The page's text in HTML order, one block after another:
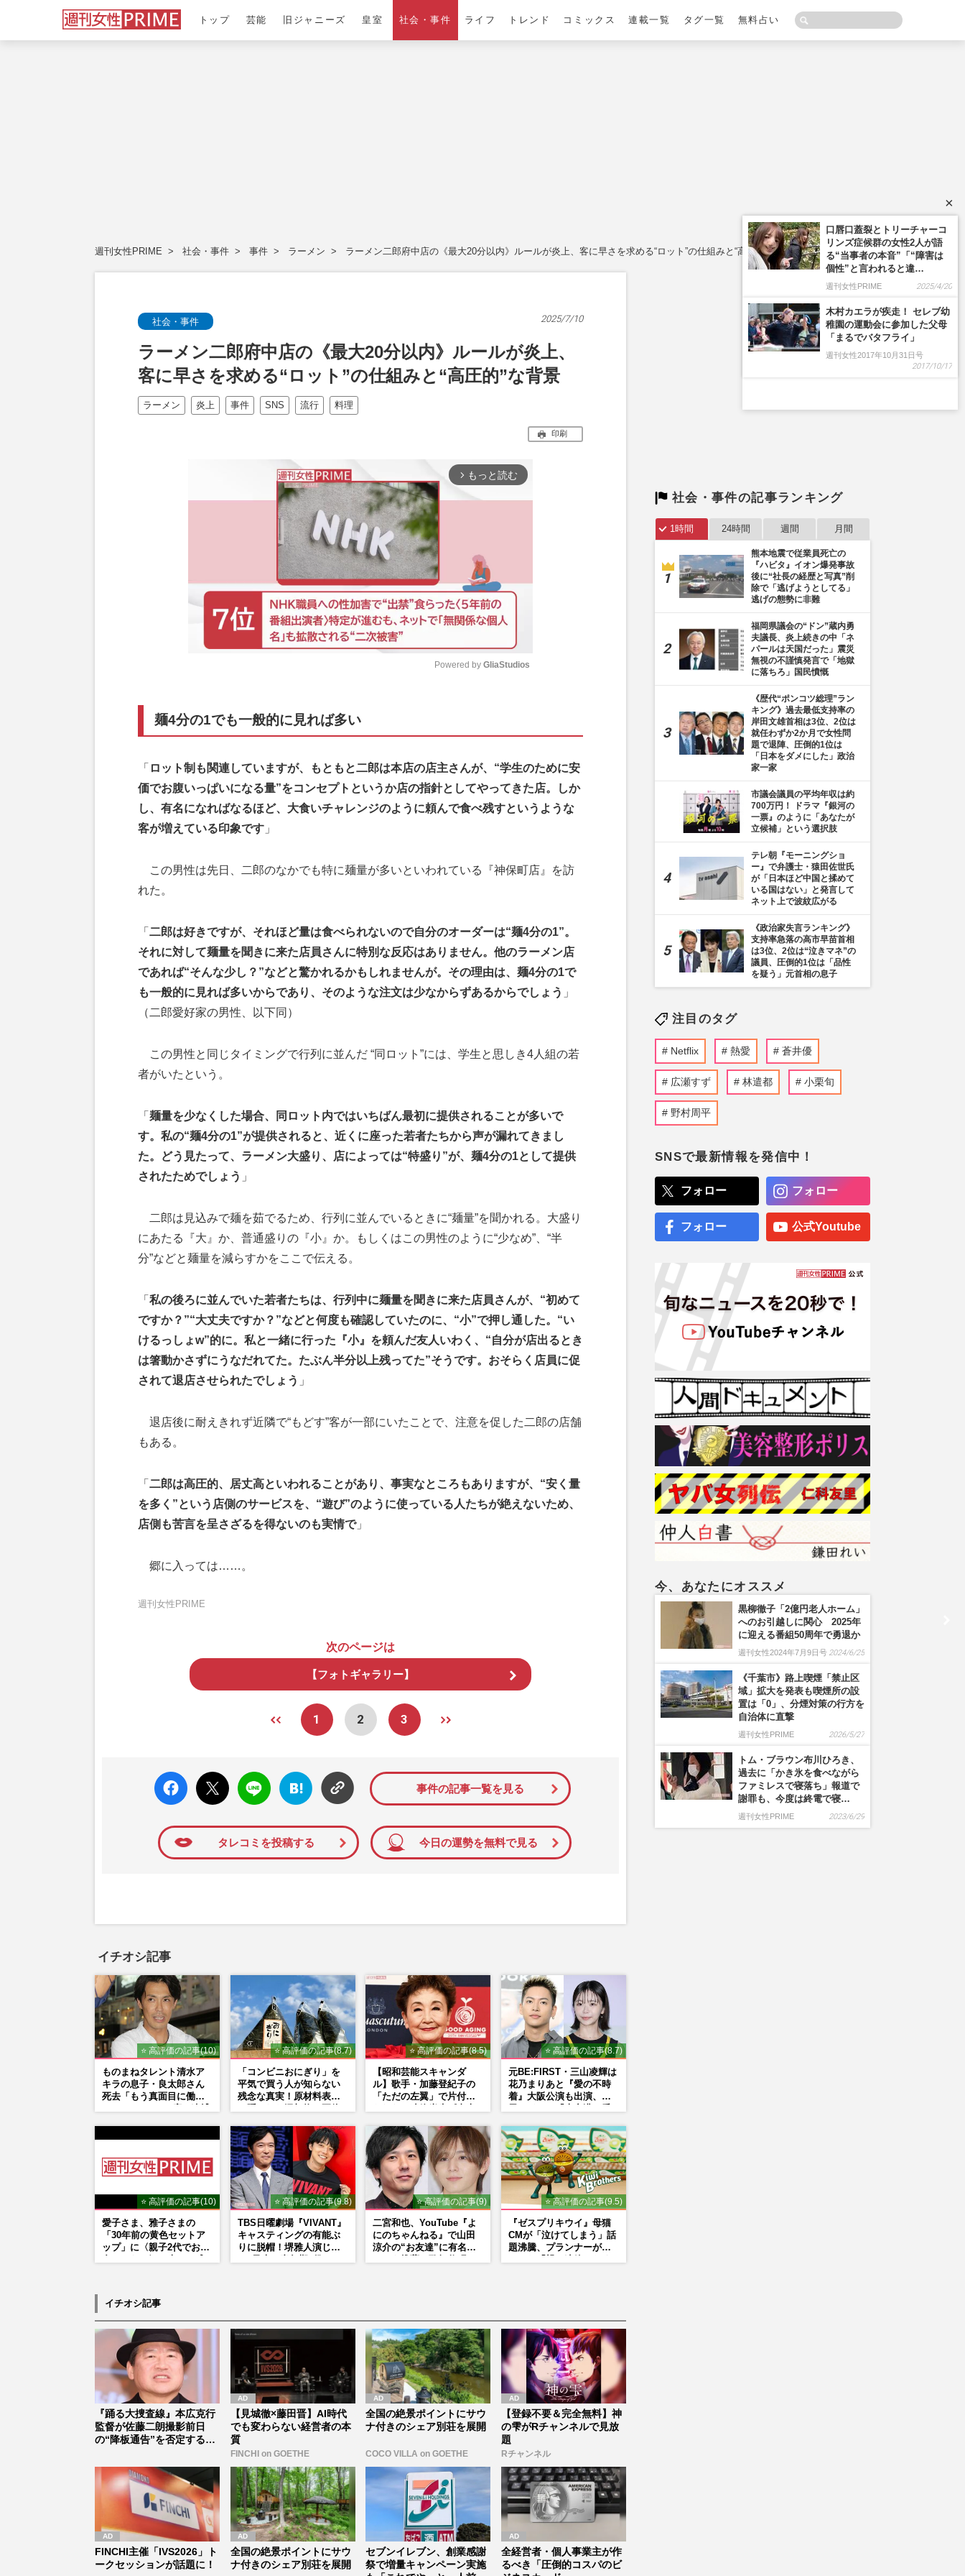
トップ 芸能 旧ジャニーズ 皇室 社会・事件 ライフ トレンド コミックス 連載一覧 タグ一覧 無料占い
週刊女性PRIME 社会・事件 事件 ラーメン ラーメン二郎府中店の《最大20分以内》ルールが炎上、客に早さを求める“ロット”の仕組みと“高圧的”な背景
社会・事件 2025/7/10
ラーメン二郎府中店の《最大20分以内》ルールが炎上、
客に早さを求める“ロット”の仕組みと“高圧的”な背景
ラーメン 炎上 事件 SNS 流行 料理
印刷
arrow_forward_ios もっと読む
e
Powered by GliaStudios
麺4分の1でも一般的に見れば多い
「 ロット制も関連していますが、もともと二郎は本店の店主さんが、“学生のために安
価でお腹いっぱいになる量”をコンセプトというか店の指針としてやってきた店。しか
し、有名になればなるほど、大食いチャレンジのように頼んで食べ残すというような
客が増えている印象です 」
この男性は先日、二郎のなかでも特に麺量が多いといわれている『神保町店』を訪
れた。
「 二郎は好きですが、それほど量は食べられないので自分のオーダーは“麺4分の1”。
それに対して麺量を聞きに来た店員さんに特別な反応はありません。他のラーメン店
であれば“そんな少し？”などと驚かれるかもしれませんが。その理由は、麺4分の1で
も一般的に見れば多いからであり、そのような注文は少なからずあるからでしょう 」
（二郎愛好家の男性、以下同）
この男性と同じタイミングで行列に並んだ “同ロット”には、学生と思しき4人組の若
者がいたという。
「 麺量を少なくした場合、同ロット内ではいちばん最初に提供されることが多いで
す。私の“麺4分の1”が提供されると、近くに座った若者たちから声が漏れてきまし
た。どう見たって、ラーメン大盛り、店によっては“特盛り”が、麺4分の1として提供
されたためでしょう 」
二郎は見込みで麺を茹でるため、行列に並んでいるときに“麺量”を聞かれる。大盛り
にあたる『大』か、普通盛りの『小』か。もしくはこの男性のように“少なめ”、“半
分”などと麺量を減らすかをここで伝える。
「 私の後ろに並んでいた若者たちは、行列中に麺量を聞きに来た店員さんが、“初めて
ですか？”“大丈夫ですか？”などと何度も確認していたのに、“小”で押し通した。“い
けるっしょw”的に。私と一緒に行った『小』を頼んだ友人いわく、“自分が店出るとき
は箸動かさずにうなだれてた。たぶん半分以上残ってた”そうです。おそらく店員に促
されて退店させられたでしょう 」
退店後に耐えきれず近隣で“もどす”客が一部にいたことで、注意を促した二郎の店舗
もある。
「 二郎は高圧的、居丈高といわれることがあり、事実なところもありますが、“安く量
を多く”という店側のサービスを、“遊び”のように使っている人たちが絶えないため、
店側も苦言を呈さざるを得ないのも実情で」
郷に入っては……。
週刊女性PRIME
次のページは
【フォトギャラリー】
1 2 3
faceboo
k いい
ね
X ポス
ト
LINE
はてな
ブック
マーク
事件の記事一覧を見る
タレコミを投稿する 今日の運勢を無料で見る
イチオシ記事
⭐ 高評価の記事(10)
ものまねタレント清水ア
キラの息子・良太郎さん
死去「もう真面目に働い
⭐ 高評価の記事(8.7)
「コンビニおにぎり」を
平気で買う人が知らない
残念な真実！原材料表示
⭐ 高評価の記事(8.5)
【昭和芸能スキャンダ
ル】歌手・加藤登紀子の
「ただの左翼」で片付け
内ゲバ事件》
⭐ 高評価の記事(8.7)
元BE:FIRST・三山凌輝は
花乃まりあと『愛の不時
着』大阪公演も出演、趣
ぎ」の実情
⭐ 高評価の記事(10)
愛子さま、雅子さまの
「30年前の黄色セットア
ップ」に〈親子2代でお似
⭐ 高評価の記事(9.8)
TBS日曜劇場『VIVANT』
キャスティングの有能ぶ
りに脱帽！堺雅人演じ
⭐ 高評価の記事(9)
二宮和也、YouTube『よ
にのちゃんねる』で山田
涼介の“お友達”に有名ホ
⭐ 高評価の記事(9.5)
『ゼスプリキウイ』母猫
CMが「泣けてしまう」話
題沸騰、プランナーが明
イチオシ記事
『踊る大捜査線』本広克行
監督が佐藤二朗撮影前日
の“降板通告”を否定する
【見城徹×藤田晋】AI時代
でも変わらない経営者の本
質
FINCHI on GOETHE
全国の絶景ポイントにサウ
ナ付きのシェア別荘を展開
COCO VILLA on GOETHE
【登録不要＆完全無料】神
の雫がRチャンネルで見放
題
Rチャンネル
FINCHI主催「IVS2026」ト
ークセッションが話題に！
全国の絶景ポイントにサウ
ナ付きのシェア別荘を展開
セブンイレブン、創業感謝
祭で増量キャンペーン実施
全経営者・個人事業主が作
るべき「圧倒的コスパのビ
社会・事件の記事ランキング
1時間 24時間 週間 月間
熊本地震で従業員死亡の
『ハビタ』イオン爆発事故
後に“社長の経歴と写真”削
除で「逃げようとしてる」
逃げの態勢に非難
福岡県議会の“ドン”蔵内勇
夫議長、炎上続きの中「ネ
パールは天国だった」震災
無視の不謹慎発言で「地獄
に落ちろ」国民憤慨
《歴代“ポンコツ総理”ラン
キング》過去最低支持率の
岸田文雄首相は3位、2位は
就任わずか2か月で女性問
題で退陣、圧倒的1位は
「日本をダメにした」政治
家一家
市議会議員の平均年収は約
700万円！ ドラマ『銀河の
一票』のように「あなたが
立候補」という選択肢
テレ朝『モーニングショ
ー』で弁護士・猿田佐世氏
が「日本ほど中国と揉めて
いる国はない」と発言して
ネット上で波紋広がる
《政治家失言ランキング》
支持率急落の高市早苗首相
は3位、2位は“泣きマネ”の
議員、圧倒的1位は「品性
を疑う」元首相の息子
注目のタグ
Netflix 熱愛 蒼井優
広瀬すず 林遣都 小栗旬
野村周平
SNSで最新情報を発信中！
フォロー フォロー
フォロー 公式Youtube
今、あなたにオススメ
黒柳徹子「2億円老人ホーム」
へのお引越しに関心 2025年
に迎える番組50周年で勇退か
週刊女性2024年7月9日号 2024/6/25
《千葉市》路上喫煙「禁止区
域」拡大を発表も喫煙所の設
置は「0」、分煙対策の行方を
自治体に直撃
週刊女性PRIME 2026/5/27
トム・ブラウン布川ひろき、
過去に「かき氷を食べながら
ファミレスで寝落ち」報道で
謝罪も、今度は終電で寝…
週刊女性PRIME 2023/6/29
×
口唇口蓋裂とトリーチャーコ
リンズ症候群の女性2人が語
る“当事者の本音”「“障害は
個性”と言われると違…
週刊女性PRIME 2025/4/20
木村カエラが疾走！ セレブ幼
稚園の運動会に参加した父母
「まるでバタフライ」
週刊女性2017年10月31日号
2017/10/17